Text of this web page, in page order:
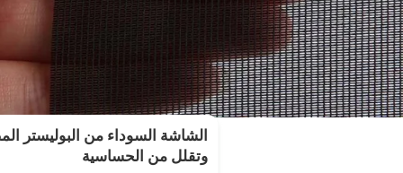
الشاشة السوداء من البوليستر
وتقلل من الحساسية